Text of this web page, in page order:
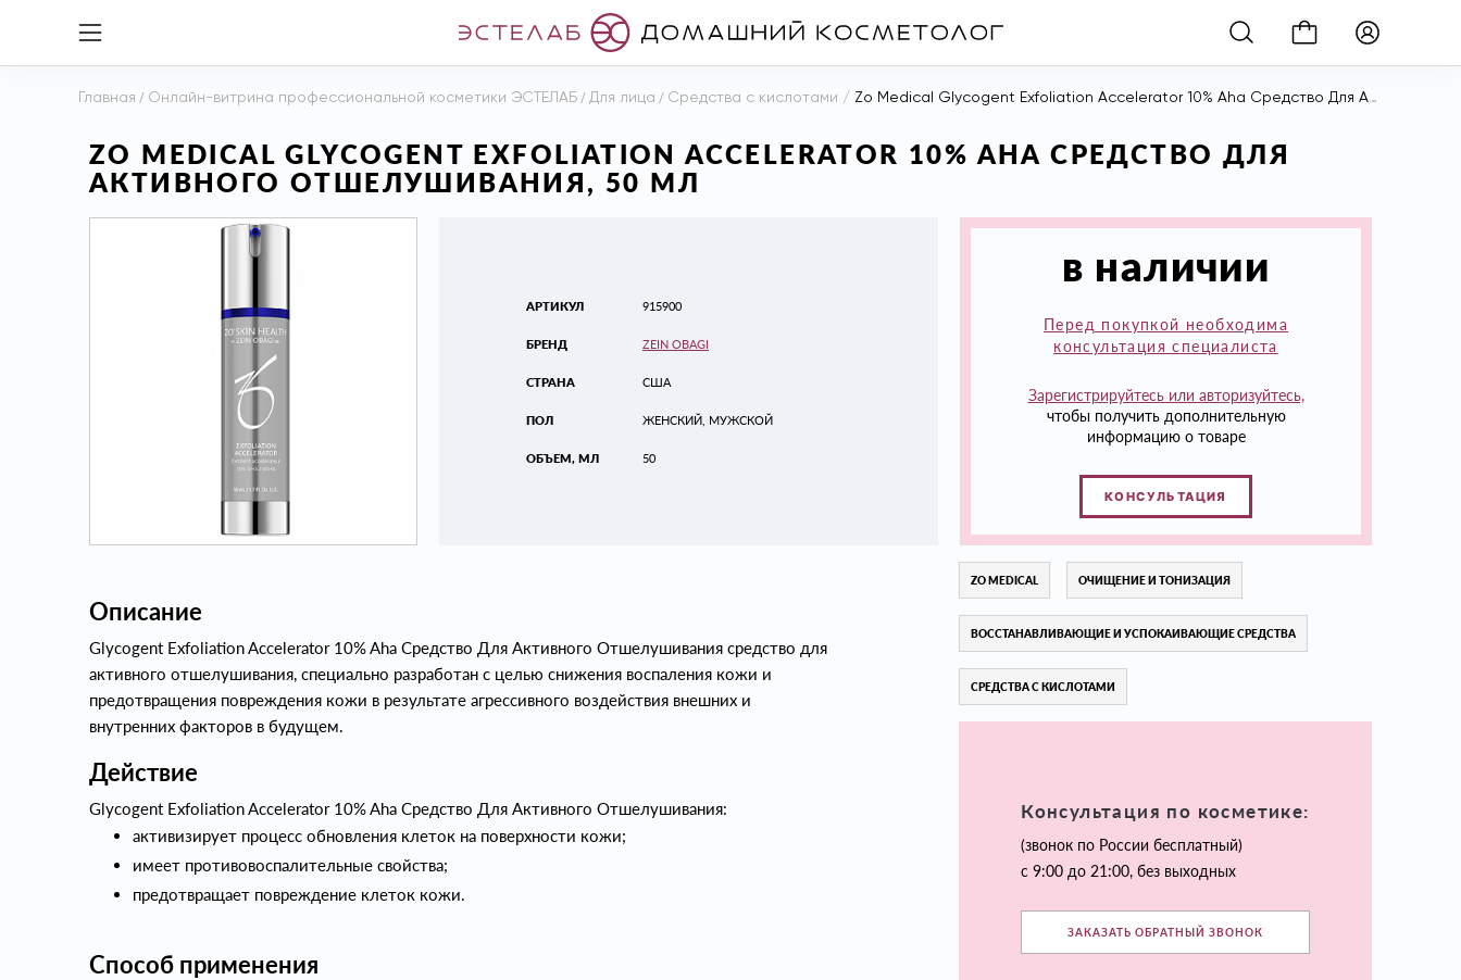
Главная / Онлайн-витрина профессиональной косметики ЭСТЕЛАБ / Для лица / Средства с кислотами / Zo Medical Glycogent Exfoliation Accelerator 10% Aha Средство Для Активного Отшелушивания, 50 мл
ZO MEDICAL GLYCOGENT EXFOLIATION ACCELERATOR 10% AHA СРЕДСТВО ДЛЯ
АКТИВНОГО ОТШЕЛУШИВАНИЯ, 50 МЛ
АРТИКУЛ
БРЕНД
СТРАНА
ПОЛ
ОБЪЕМ, МЛ
915900
ZEIN OBAGI
США
ЖЕНСКИЙ, МУЖСКОЙ
50
в наличии
Перед покупкой необходима
консультация специалиста
Зарегистрируйтесь или авторизуйтесь,
чтобы получить дополнительную
информацию о товаре
КОНСУЛЬТАЦИЯ
Описание
Glycogent Exfoliation Accelerator 10% Aha Средство Для Активного Отшелушивания средство для
активного отшелушивания, специально разработан с целью снижения воспаления кожи и
предотвращения повреждения кожи в результате агрессивного воздействия внешних и
внутренних факторов в будущем.
Действие
Glycogent Exfoliation Accelerator 10% Aha Средство Для Активного Отшелушивания:
активизирует процесс обновления клеток на поверхности кожи;
имеет противовоспалительные свойства;
предотвращает повреждение клеток кожи.
Способ применения
ZO MEDICAL ОЧИЩЕНИЕ И ТОНИЗАЦИЯ
ВОССТАНАВЛИВАЮЩИЕ И УСПОКАИВАЮЩИЕ СРЕДСТВА
СРЕДСТВА С КИСЛОТАМИ
Консультация по косметике:
(звонок по России бесплатный)
с 9:00 до 21:00, без выходных
ЗАКАЗАТЬ ОБРАТНЫЙ ЗВОНОК